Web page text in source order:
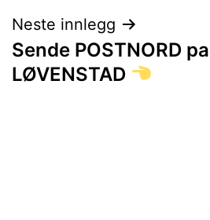
Neste innlegg
Sende POSTNORD
LØVENSTAD